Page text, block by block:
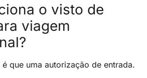
o visto de
viagem
que uma autorização de entrada.